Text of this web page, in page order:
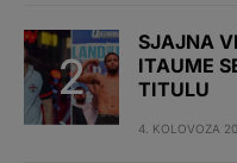
SJAJNA
ITAUME
TITULU
4. KOLOVOZA